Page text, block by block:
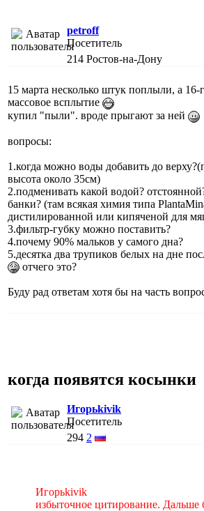
petroff
Посетитель
214 Ростов-на-Дону
15 марта несколько штук поплыли, а 16-
массовое всплытие
купил "пыли". вроде прыгают за ней
вопросы:
1.когда можно воды добавить до
высота около 35см)
2.подменивать какой водой?
банки? (там всякая химия типа
дистилированной или кипяченой для
3.фильтр-губку можно поставить?
4.почему 90% мальков у самого дна?
5.десятка два трупиков белых на дне
отчего это?
Буду рад ответам хотя бы на часть
когда появятся косынки
Игорьkivik
Посетитель
294 2
Игорьkivik
избыточное цитирование. Дальше